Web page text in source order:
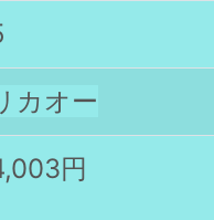
カオー
円